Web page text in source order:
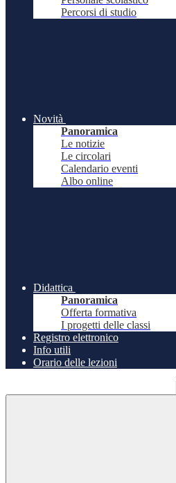
Percorsi di studio
Novità
Panoramica
Le notizie
Le circolari
Calendario eventi
Albo online
Didattica
Panoramica
Offerta formativa
I progetti delle classi
Registro elettronico
Info utili
Orario delle lezioni